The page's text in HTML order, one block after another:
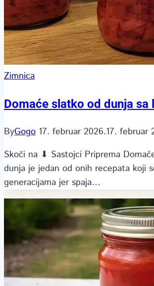
Zimnica
Domaće slatko od dunja sa
ByGogo 17. februar 2026.17. februar
Skoči na ⬇ Sastojci Priprema
dunja je jedan od onih recepata koji
generacijama jer spaja…